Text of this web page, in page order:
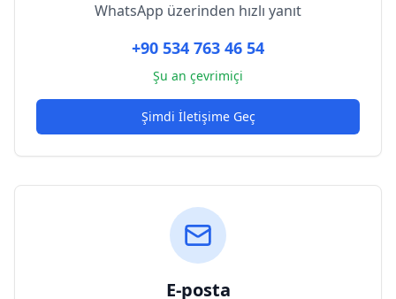
WhatsApp üzerinden hızlı yanıt
+90 534 763 46 54
Şu an çevrimiçi
Şimdi İletişime Geç
E-posta